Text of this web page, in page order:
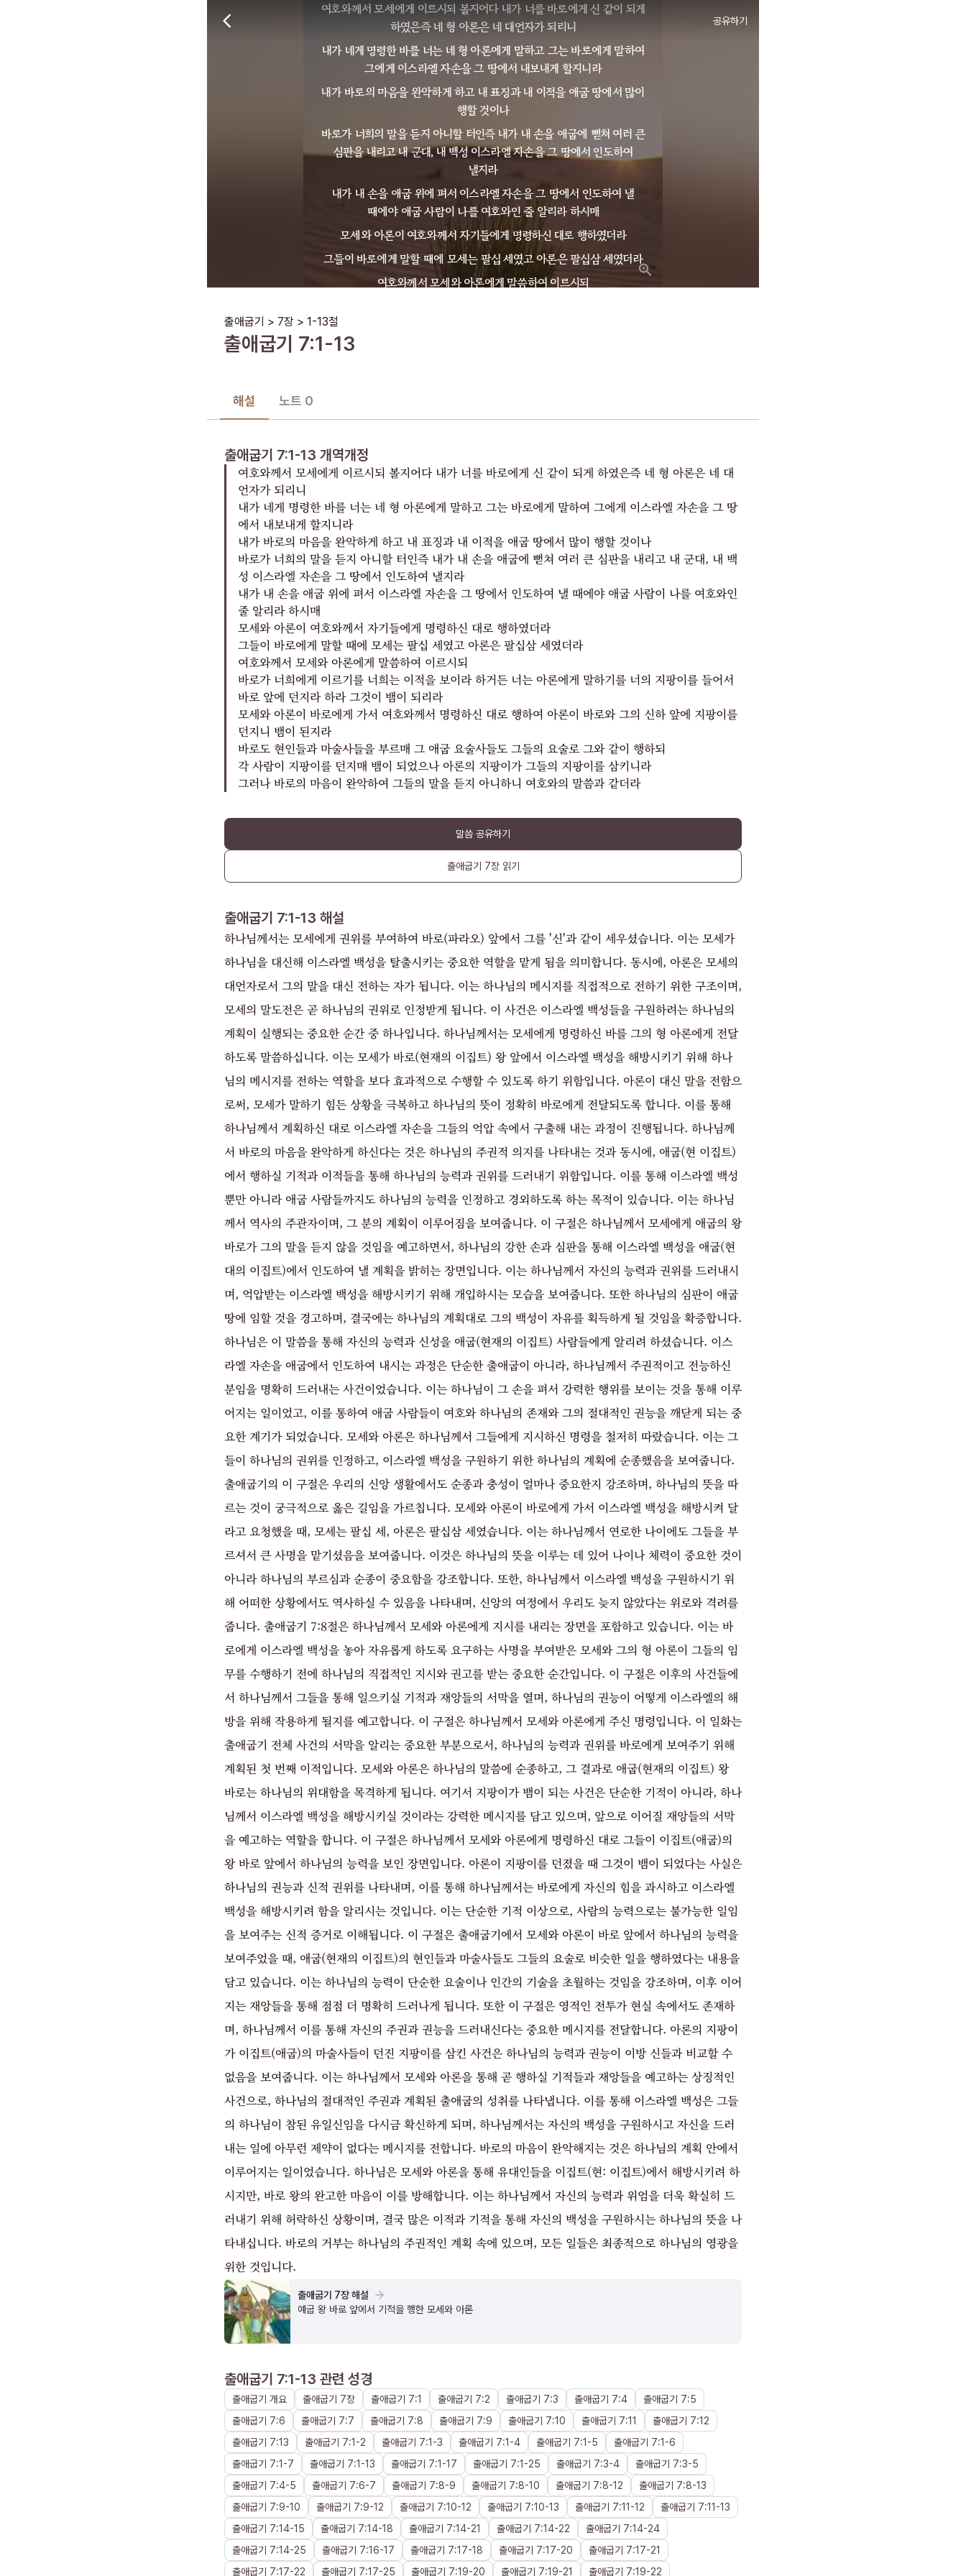
공유하기
여호와께서 모세에게 이르시되 볼지어다 내가 너를 바로에게 신 같이 되게
하였은즉 네 형 아론은 네 대언자가 되리니
내가 네게 명령한 바를 너는 네 형 아론에게 말하고 그는 바로에게 말하여
그에게 이스라엘 자손을 그 땅에서 내보내게 할지니라
내가 바로의 마음을 완악하게 하고 내 표징과 내 이적을 애굽 땅에서 많이
행할 것이나
바로가 너희의 말을 듣지 아니할 터인즉 내가 내 손을 애굽에 뻗쳐 여러 큰
심판을 내리고 내 군대, 내 백성 이스라엘 자손을 그 땅에서 인도하여
낼지라
내가 내 손을 애굽 위에 펴서 이스라엘 자손을 그 땅에서 인도하여 낼
때에야 애굽 사람이 나를 여호와인 줄 알리라 하시매
모세와 아론이 여호와께서 자기들에게 명령하신 대로 행하였더라
그들이 바로에게 말할 때에 모세는 팔십 세였고 아론은 팔십삼 세였더라
여호와께서 모세와 아론에게 말씀하여 이르시되
말하기를 너의 지팡이를 들어서 바로 앞에 던지라 하라 그것이 뱀이
그와 같이 행하되
각 사람이 지팡이를 던지매 뱀이 되었으나 아론의 지팡이가 그들의
지팡이를 삼키니라
말씀과 같더라
출애굽기 > 7장 > 1-13절
출애굽기 7:1-13
해설 노트 0
출애굽기 7:1-13 개역개정
여호와께서 모세에게 이르시되 볼지어다 내가 너를 바로에게 신 같이 되게 하였은즉 네 형 아론은 네 대
언자가 되리니
내가 네게 명령한 바를 너는 네 형 아론에게 말하고 그는 바로에게 말하여 그에게 이스라엘 자손을 그 땅
에서 내보내게 할지니라
내가 바로의 마음을 완악하게 하고 내 표징과 내 이적을 애굽 땅에서 많이 행할 것이나
바로가 너희의 말을 듣지 아니할 터인즉 내가 내 손을 애굽에 뻗쳐 여러 큰 심판을 내리고 내 군대, 내 백
성 이스라엘 자손을 그 땅에서 인도하여 낼지라
내가 내 손을 애굽 위에 펴서 이스라엘 자손을 그 땅에서 인도하여 낼 때에야 애굽 사람이 나를 여호와인
줄 알리라 하시매
모세와 아론이 여호와께서 자기들에게 명령하신 대로 행하였더라
그들이 바로에게 말할 때에 모세는 팔십 세였고 아론은 팔십삼 세였더라
여호와께서 모세와 아론에게 말씀하여 이르시되
바로가 너희에게 이르기를 너희는 이적을 보이라 하거든 너는 아론에게 말하기를 너의 지팡이를 들어서
바로 앞에 던지라 하라 그것이 뱀이 되리라
모세와 아론이 바로에게 가서 여호와께서 명령하신 대로 행하여 아론이 바로와 그의 신하 앞에 지팡이를
던지니 뱀이 된지라
바로도 현인들과 마술사들을 부르매 그 애굽 요술사들도 그들의 요술로 그와 같이 행하되
각 사람이 지팡이를 던지매 뱀이 되었으나 아론의 지팡이가 그들의 지팡이를 삼키니라
그러나 바로의 마음이 완악하여 그들의 말을 듣지 아니하니 여호와의 말씀과 같더라
말씀 공유하기
출애굽기 7장읽기
출애굽기 7:1-13 해설
하나님께서는 모세에게 권위를 부여하여 바로(파라오) 앞에서 그를 '신'과 같이 세우셨습니다. 이는 모세가
하나님을 대신해 이스라엘 백성을 탈출시키는 중요한 역할을 맡게 됨을 의미합니다. 동시에, 아론은 모세의
대언자로서 그의 말을 대신 전하는 자가 됩니다. 이는 하나님의 메시지를 직접적으로 전하기 위한 구조이며,
모세의 말도전은 곧 하나님의 권위로 인정받게 됩니다. 이 사건은 이스라엘 백성들을 구원하려는 하나님의
계획이 실행되는 중요한 순간 중 하나입니다. 하나님께서는 모세에게 명령하신 바를 그의 형 아론에게 전달
하도록 말씀하십니다. 이는 모세가 바로(현재의 이집트) 왕 앞에서 이스라엘 백성을 해방시키기 위해 하나
님의 메시지를 전하는 역할을 보다 효과적으로 수행할 수 있도록 하기 위함입니다. 아론이 대신 말을 전함으
로써, 모세가 말하기 힘든 상황을 극복하고 하나님의 뜻이 정확히 바로에게 전달되도록 합니다. 이를 통해
하나님께서 계획하신 대로 이스라엘 자손을 그들의 억압 속에서 구출해 내는 과정이 진행됩니다. 하나님께
서 바로의 마음을 완악하게 하신다는 것은 하나님의 주권적 의지를 나타내는 것과 동시에, 애굽(현 이집트)
에서 행하실 기적과 이적들을 통해 하나님의 능력과 권위를 드러내기 위함입니다. 이를 통해 이스라엘 백성
뿐만 아니라 애굽 사람들까지도 하나님의 능력을 인정하고 경외하도록 하는 목적이 있습니다. 이는 하나님
께서 역사의 주관자이며, 그 분의 계획이 이루어짐을 보여줍니다. 이 구절은 하나님께서 모세에게 애굽의 왕
바로가 그의 말을 듣지 않을 것임을 예고하면서, 하나님의 강한 손과 심판을 통해 이스라엘 백성을 애굽(현
대의 이집트)에서 인도하여 낼 계획을 밝히는 장면입니다. 이는 하나님께서 자신의 능력과 권위를 드러내시
며, 억압받는 이스라엘 백성을 해방시키기 위해 개입하시는 모습을 보여줍니다. 또한 하나님의 심판이 애굽
땅에 임할 것을 경고하며, 결국에는 하나님의 계획대로 그의 백성이 자유를 획득하게 될 것임을 확증합니다.
하나님은 이 말씀을 통해 자신의 능력과 신성을 애굽(현재의 이집트) 사람들에게 알리려 하셨습니다. 이스
라엘 자손을 애굽에서 인도하여 내시는 과정은 단순한 출애굽이 아니라, 하나님께서 주권적이고 전능하신
분임을 명확히 드러내는 사건이었습니다. 이는 하나님이 그 손을 펴서 강력한 행위를 보이는 것을 통해 이루
어지는 일이었고, 이를 통하여 애굽 사람들이 여호와 하나님의 존재와 그의 절대적인 권능을 깨닫게 되는 중
요한 계기가 되었습니다. 모세와 아론은 하나님께서 그들에게 지시하신 명령을 철저히 따랐습니다. 이는 그
들이 하나님의 권위를 인정하고, 이스라엘 백성을 구원하기 위한 하나님의 계획에 순종했음을 보여줍니다.
출애굽기의 이 구절은 우리의 신앙 생활에서도 순종과 충성이 얼마나 중요한지 강조하며, 하나님의 뜻을 따
르는 것이 궁극적으로 옳은 길임을 가르칩니다. 모세와 아론이 바로에게 가서 이스라엘 백성을 해방시켜 달
라고 요청했을 때, 모세는 팔십 세, 아론은 팔십삼 세였습니다. 이는 하나님께서 연로한 나이에도 그들을 부
르셔서 큰 사명을 맡기셨음을 보여줍니다. 이것은 하나님의 뜻을 이루는 데 있어 나이나 체력이 중요한 것이
아니라 하나님의 부르심과 순종이 중요함을 강조합니다. 또한, 하나님께서 이스라엘 백성을 구원하시기 위
해 어떠한 상황에서도 역사하실 수 있음을 나타내며, 신앙의 여정에서 우리도 늦지 않았다는 위로와 격려를
줍니다. 출애굽기 7:8절은 하나님께서 모세와 아론에게 지시를 내리는 장면을 포함하고 있습니다. 이는 바
로에게 이스라엘 백성을 놓아 자유롭게 하도록 요구하는 사명을 부여받은 모세와 그의 형 아론이 그들의 임
무를 수행하기 전에 하나님의 직접적인 지시와 권고를 받는 중요한 순간입니다. 이 구절은 이후의 사건들에
서 하나님께서 그들을 통해 일으키실 기적과 재앙들의 서막을 열며, 하나님의 권능이 어떻게 이스라엘의 해
방을 위해 작용하게 될지를 예고합니다. 이 구절은 하나님께서 모세와 아론에게 주신 명령입니다. 이 일화는
출애굽기 전체 사건의 서막을 알리는 중요한 부분으로서, 하나님의 능력과 권위를 바로에게 보여주기 위해
계획된 첫 번째 이적입니다. 모세와 아론은 하나님의 말씀에 순종하고, 그 결과로 애굽(현재의 이집트) 왕
바로는 하나님의 위대함을 목격하게 됩니다. 여기서 지팡이가 뱀이 되는 사건은 단순한 기적이 아니라, 하나
님께서 이스라엘 백성을 해방시키실 것이라는 강력한 메시지를 담고 있으며, 앞으로 이어질 재앙들의 서막
을 예고하는 역할을 합니다. 이 구절은 하나님께서 모세와 아론에게 명령하신 대로 그들이 이집트(애굽)의
왕 바로 앞에서 하나님의 능력을 보인 장면입니다. 아론이 지팡이를 던졌을 때 그것이 뱀이 되었다는 사실은
하나님의 권능과 신적 권위를 나타내며, 이를 통해 하나님께서는 바로에게 자신의 힘을 과시하고 이스라엘
백성을 해방시키려 함을 알리시는 것입니다. 이는 단순한 기적 이상으로, 사람의 능력으로는 불가능한 일임
을 보여주는 신적 증거로 이해됩니다. 이 구절은 출애굽기에서 모세와 아론이 바로 앞에서 하나님의 능력을
보여주었을 때, 애굽(현재의 이집트)의 현인들과 마술사들도 그들의 요술로 비슷한 일을 행하였다는 내용을
담고 있습니다. 이는 하나님의 능력이 단순한 요술이나 인간의 기술을 초월하는 것임을 강조하며, 이후 이어
지는 재앙들을 통해 점점 더 명확히 드러나게 됩니다. 또한 이 구절은 영적인 전투가 현실 속에서도 존재하
며, 하나님께서 이를 통해 자신의 주권과 권능을 드러내신다는 중요한 메시지를 전달합니다. 아론의 지팡이
가 이집트(애굽)의 마술사들이 던진 지팡이를 삼킨 사건은 하나님의 능력과 권능이 이방 신들과 비교할 수
없음을 보여줍니다. 이는 하나님께서 모세와 아론을 통해 곧 행하실 기적들과 재앙들을 예고하는 상징적인
사건으로, 하나님의 절대적인 주권과 계획된 출애굽의 성취를 나타냅니다. 이를 통해 이스라엘 백성은 그들
의 하나님이 참된 유일신임을 다시금 확신하게 되며, 하나님께서는 자신의 백성을 구원하시고 자신을 드러
내는 일에 아무런 제약이 없다는 메시지를 전합니다. 바로의 마음이 완악해지는 것은 하나님의 계획 안에서
이루어지는 일이었습니다. 하나님은 모세와 아론을 통해 유대인들을 이집트(현: 이집트)에서 해방시키려 하
시지만, 바로 왕의 완고한 마음이 이를 방해합니다. 이는 하나님께서 자신의 능력과 위엄을 더욱 확실히 드
러내기 위해 허락하신 상황이며, 결국 많은 이적과 기적을 통해 자신의 백성을 구원하시는 하나님의 뜻을 나
타내십니다. 바로의 거부는 하나님의 주권적인 계획 속에 있으며, 모든 일들은 최종적으로 하나님의 영광을
위한 것입니다.
출애굽기 7장 해설
예굽 왕 바로 앞에서 기적을 행한 모세와 아론
출애굽기 7:1-13 관련 성경
출애굽기 개요 출애굽기 7장 출애굽기 7:1 출애굽기 7:2 출애굽기 7:3 출애굽기 7:4 출애굽기 7:5
출애굽기 7:6 출애굽기 7:7 출애굽기 7:8 출애굽기 7:9 출애굽기 7:10 출애굽기 7:11 출애굽기 7:12
출애굽기 7:13 출애굽기 7:1 -2 출애굽기 7:1 -3 출애굽기 7:1 -4 출애굽기 7:1 -5 출애굽기 7:1 -6
출애굽기 7:1 -7 출애굽기 7:1 -13 출애굽기 7:1 -17 출애굽기 7:1 -25 출애굽기 7:3-4 출애굽기 7:3-5
출애굽기 7:4-5 출애굽기 7:6-7 출애굽기 7:8-9 출애굽기 7:8-10 출애굽기 7:8-12 출애굽기 7:8-13
출애굽기 7:9-10 출애굽기 7:9-12 출애굽기 7:10-12 출애굽기 7:10-13 출애굽기 7:11 -12 출애굽기 7:11 -13
출애굽기 7:14-15 출애굽기 7:14-18 출애굽기 7:14-21 출애굽기 7:14-22 출애굽기 7:14-24
출애굽기 7:14-25 출애굽기 7:16-17 출애굽기 7:17-18 출애굽기 7:17-20 출애굽기 7:17-21
출애굽기 7:17-22 출애굽기 7:17-25 출애굽기 7:19-20 출애굽기 7:19-21 출애굽기 7:19-22